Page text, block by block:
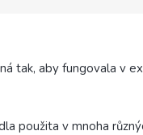
tak, aby fungovala v
použita v mnoha